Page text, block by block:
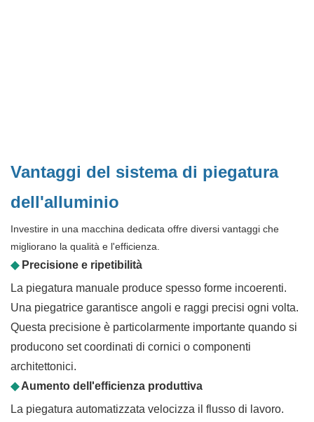
Vantaggi del sistema di piegatura
dell'alluminio
Investire in una macchina dedicata offre diversi vantaggi che
migliorano la qualità e l'efficienza.
◆Precisione e ripetibilità
La piegatura manuale produce spesso forme incoerenti.
Una piegatrice garantisce angoli e raggi precisi ogni volta.
Questa precisione è particolarmente importante quando si
producono set coordinati di cornici o componenti
architettonici.
◆Aumento dell'efficienza produttiva
La piegatura automatizzata velocizza il flusso di lavoro.